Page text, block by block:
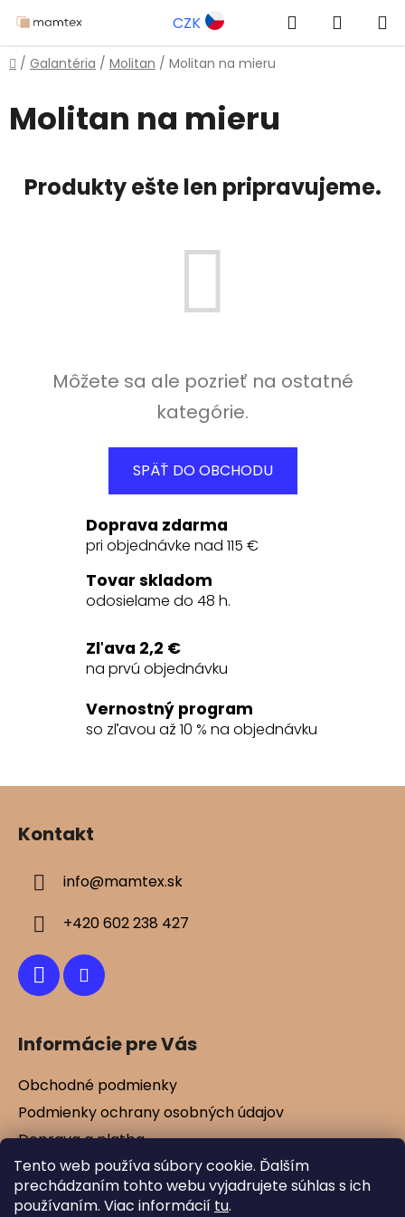
Tento web používa súbory cookie. Ďalším
prechádzaním tohto webu vyjadrujete súhlas s ich
používaním. Viac informácií tu.
na
obsah
CZK Hľadať
KOŠÍK
Domov
/ Galantéria / Molitan / Molitan na mieru
Molitan na mieru
Produkty ešte len pripravujeme.
Môžete sa ale pozrieť na ostatné
kategórie.
SPÄŤ DO OBCHODU
Doprava zdarma
pri objednávke nad 115 €
Tovar skladom
odosielame do 48 h.
Zľava 2,2 €
na prvú objednávku
Vernostný program
so zľavou až 10 % na objednávku
Z
Kontakt
info@mamtex.sk
+420 602 238 427
Informácie pre Vás
Obchodné podmienky
Podmienky ochrany osobných údajov
Doprava a platba
Kontakty
Vernostné zľavy